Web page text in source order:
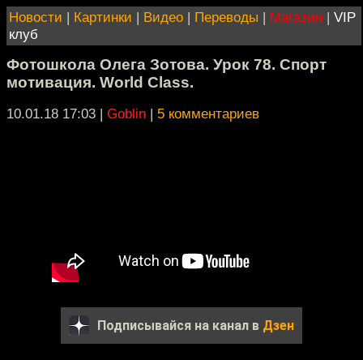
Новости | Картинки | Видео | Переводы | Магазин | VIP
клуб
Фотошкола Олега Зотова. Урок 78. Спорт
мотивация. World Class.
10.01.18 17:03 | Goblin | 5 комментариев
Подписывайся на канал в Дзен